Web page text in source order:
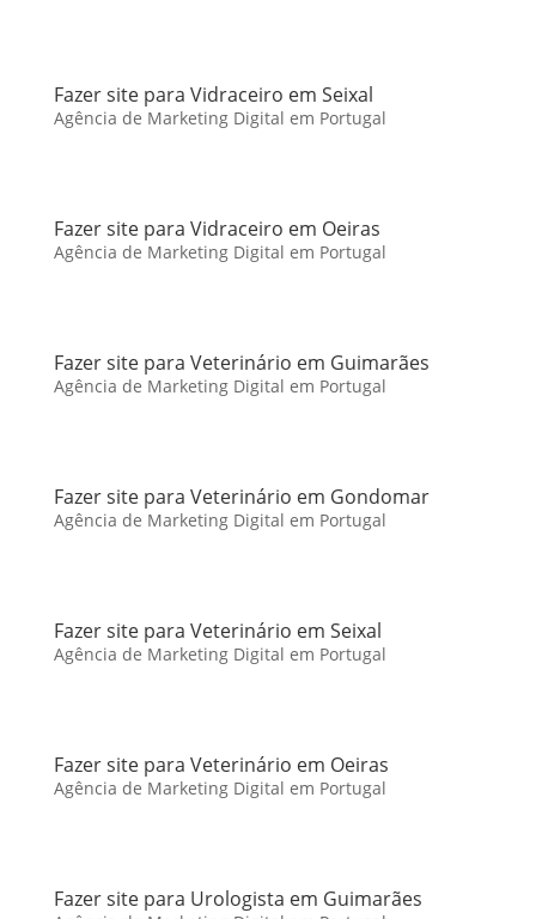
Fazer site para Vidraceiro em Seixal
Agência de Marketing Digital em Portugal
Fazer site para Vidraceiro em Oeiras
Agência de Marketing Digital em Portugal
Fazer site para Veterinário em Guimarães
Agência de Marketing Digital em Portugal
Fazer site para Veterinário em Gondomar
Agência de Marketing Digital em Portugal
Fazer site para Veterinário em Seixal
Agência de Marketing Digital em Portugal
Fazer site para Veterinário em Oeiras
Agência de Marketing Digital em Portugal
Fazer site para Urologista em Guimarães